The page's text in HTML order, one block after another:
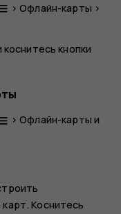
>Офлайн-карты >
кнопки
>Офлайн-карты и
Коснитесь